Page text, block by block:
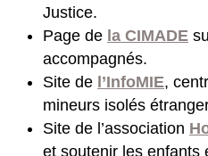
Justice.
Page de la CIMADE
accompagnés.
Site de l’InfoMIE,
mineurs isolés
Site de l’association
et soutenir les enfants